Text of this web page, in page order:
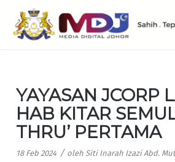
YAYASAN JCORP
HAB KITAR
THRU’ PERTAMA
18 Feb 2024 / oleh Siti Inarah Izazi Abd.